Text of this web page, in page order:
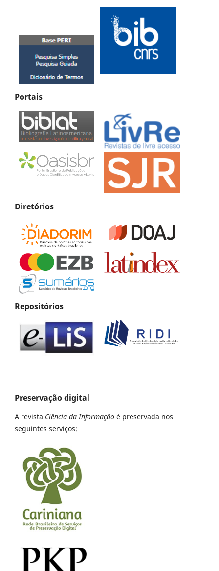
Portais
Diretórios
Repositórios
Preservação digital
A revista Ciência da Informação é preservada nos
seguintes serviços: